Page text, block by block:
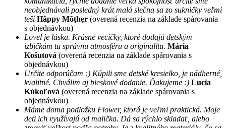
neobjednávali posledný krát malá slečna sa zo sukničky veľmi
tešíHãppy Mõţhęr (overená recenzia na základe spárovania
s objednávkou)
Lovel je láska. Krásne vecičky, ktoré dodajú detským
izbičkám tu správnu atmosféru a originalitu. Mária
Košutová (overená recenzia na základe spárovania s
objednávkou)
Určite odporúčam :) Kúpili sme detské kresielko, je nádherné,
kvalitné. Chválim aj bleskové dodanie. Ďakujeme :) Lucia
Kúkoľová (overená recenzia na základe spárovania s
objednávkou)
Máme doma podložku Flower, ktorá je veľmi praktická. Moje
deti ich využívajú od malička. Dá sa rýchlo skladať, alebo